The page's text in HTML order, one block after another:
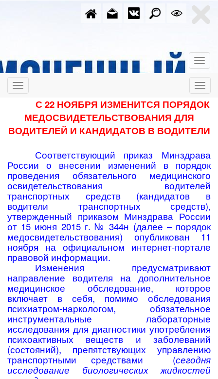
С 22 НОЯБРЯ ИЗМЕНИТСЯ ПОРЯДОК
МЕДОСВИДЕТЕЛЬСТВОВАНИЯ ДЛЯ
ВОДИТЕЛЕЙ И КАНДИДАТОВ В ВОДИТЕЛИ
Соответствующий приказ Минздрава
России о внесении изменений в порядок
проведения обязательного медицинского
освидетельствования водителей
транспортных средств (кандидатов в
водители транспортных средств),
утвержденный приказом Минздрава России
от 15 июня 2015 г. № 344н (далее – порядок
медосвидетельствования) опубликован 11
ноября на официальном интернет-портале
правовой информации.
Изменения предусматривают
направление водителя на дополнительное
медицинское обследование, которое
включает в себя, помимо обследования
психиатром-наркологом, обязательное
инструментальные лабораторные
исследования для диагностики употребления
психоактивных веществ и заболеваний
(состояний), препятствующих управлению
транспортными средствами (сегодня
исследование биологических жидкостей